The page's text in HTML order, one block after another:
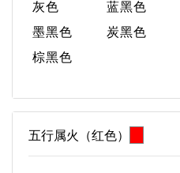
灰色
蓝黑色
墨黑色
炭黑色
棕黑色
五行属火（红色）